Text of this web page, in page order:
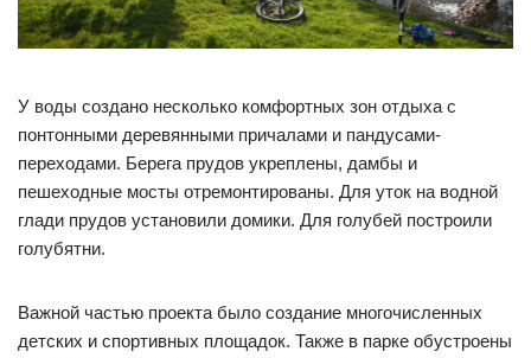
У воды создано несколько комфортных зон отдыха с
понтонными деревянными причалами и пандусами-
переходами. Берега прудов укреплены, дамбы и
пешеходные мосты отремонтированы. Для уток на водной
глади прудов установили домики. Для голубей построили
голубятни.
Важной частью проекта было создание многочисленных
детских и спортивных площадок. Также в парке обустроены